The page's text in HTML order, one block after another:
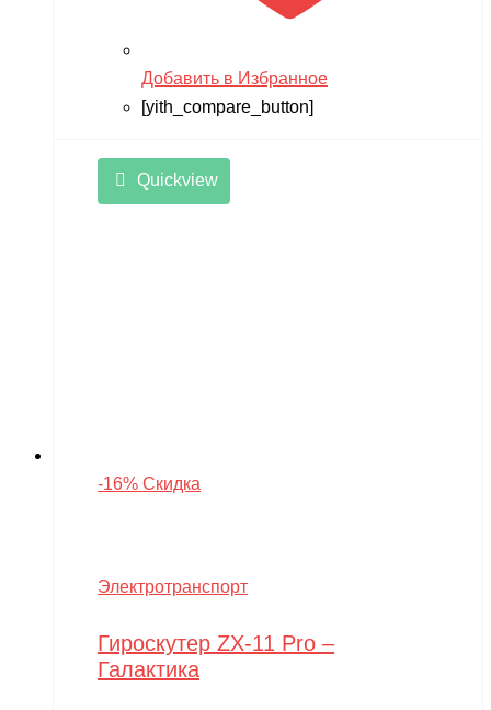
Добавить в Избранное
[yith_compare_button]
Quickview
-16% Скидка
Электротранспорт
Гироскутер ZX-11 Pro –
Галактика